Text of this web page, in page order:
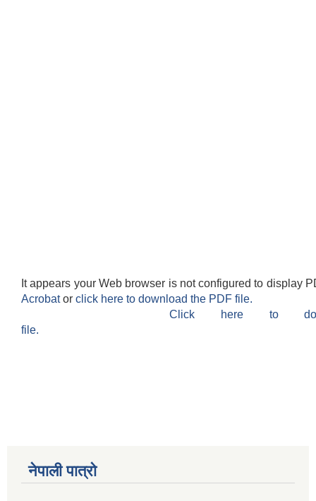
It appears your Web browser is not configured to display
Acrobator click here to download the PDF file.
Click here to
file.
नेपाली पात्रो